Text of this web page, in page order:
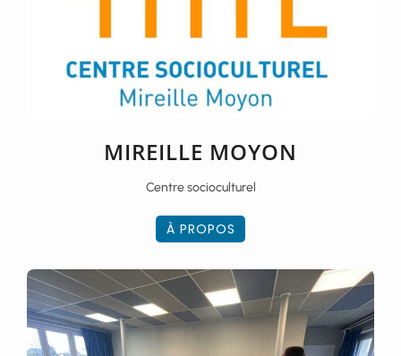
MIREILLE MOYON
Centre socioculturel
À PROPOS